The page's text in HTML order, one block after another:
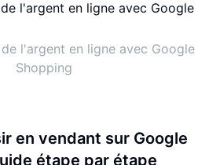
l'argent en ligne avec Google
Shopping
en vendant sur Google
étape par étape